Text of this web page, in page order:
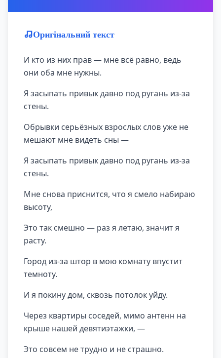
Оригінальний текст
И кто из них прав — мне всё равно, ведь
они оба мне нужны.
Я засыпать привык давно под ругань из-за
стены.
Обрывки серьёзных взрослых слов уже не
мешают мне видеть сны —
Я засыпать привык давно под ругань из-за
стены.
Мне снова приснится, что я смело набираю
высоту,
Это так смешно — раз я летаю, значит я
расту.
Город из-за штор в мою комнату впустит
темноту.
И я покину дом, сквозь потолок уйду.
Через квартиры соседей, мимо антенн на
крыше нашей девятиэтажки, —
Это совсем не трудно и не страшно.